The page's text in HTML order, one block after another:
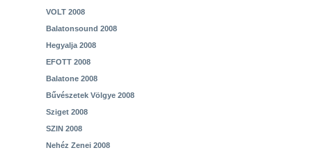
VOLT 2008
Balatonsound 2008
Hegyalja 2008
EFOTT 2008
Balatone 2008
Bűvészetek Völgye 2008
Sziget 2008
SZIN 2008
Nehéz Zenei 2008